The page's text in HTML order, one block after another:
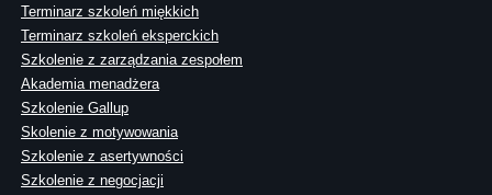
Terminarz szkoleń miękkich
Terminarz szkoleń eksperckich
Szkolenie z zarządzania zespołem
Akademia menadżera
Szkolenie Gallup
Skolenie z motywowania
Szkolenie z asertywności
Szkolenie z negocjacji